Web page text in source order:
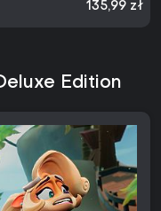
135,99 zł
Edition